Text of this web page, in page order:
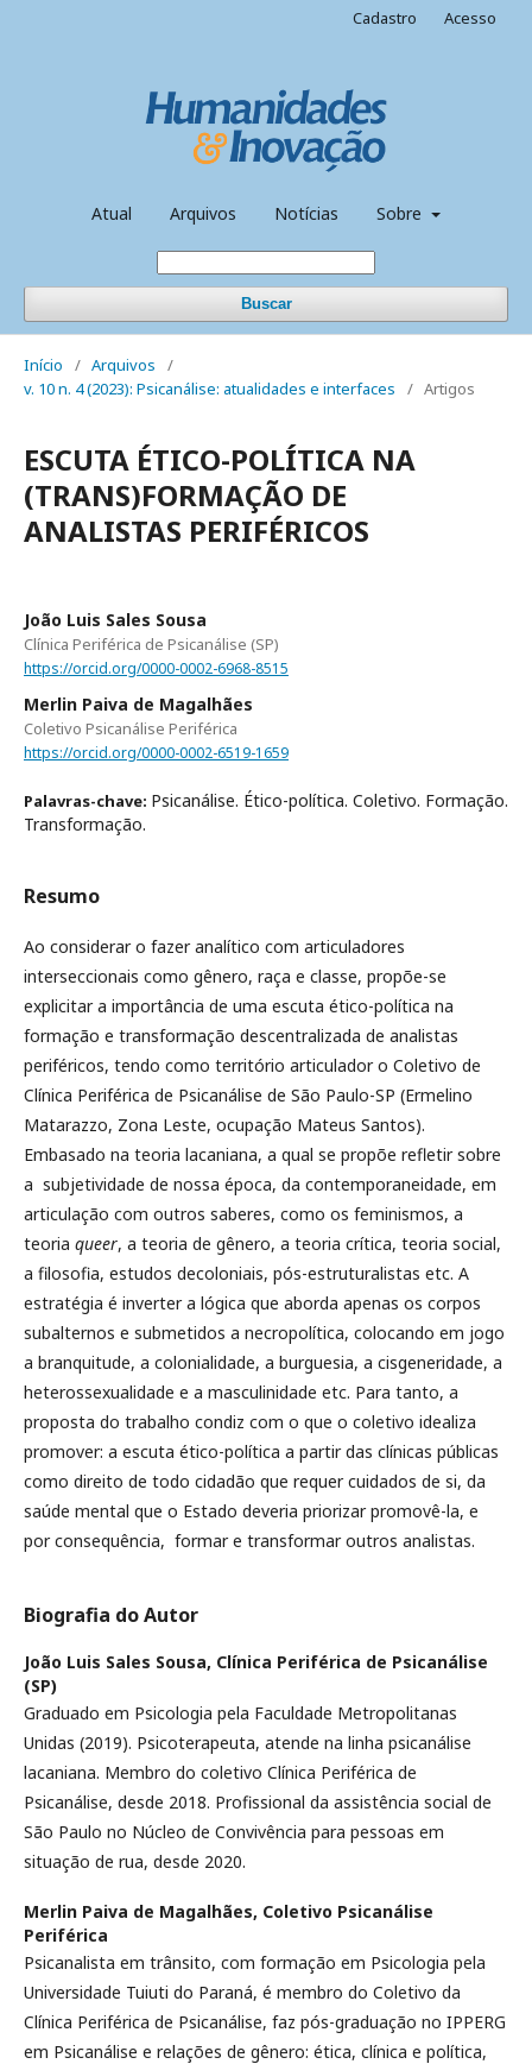
Atual Arquivos Notícias Sobre
Buscar
Cadastro Acesso
Início / Arquivos
/
v. 10 n. 4 (2023): Psicanálise: atualidades e interfaces
/ Artigos
ESCUTA ÉTICO-POLÍTICA NA
(TRANS)FORMAÇÃO DE
ANALISTAS PERIFÉRICOS
João Luis Sales Sousa
Clínica Periférica de Psicanálise (SP)
https://orcid.org/0000-0002-6968-8515
Merlin Paiva de Magalhães
Coletivo Psicanálise Periférica
https://orcid.org/0000-0002-6519-1659
Palavras-chave: Psicanálise. Ético-política. Coletivo. Formação.
Transformação.
Resumo
Ao considerar o fazer analítico com articuladores
interseccionais como gênero, raça e classe, propõe-se
explicitar a importância de uma escuta ético-política na
formação e transformação descentralizada de analistas
periféricos, tendo como território articulador o Coletivo de
Clínica Periférica de Psicanálise de São Paulo-SP (Ermelino
Matarazzo, Zona Leste, ocupação Mateus Santos).
Embasado na teoria lacaniana, a qual se propõe refletir sobre
a subjetividade de nossa época, da contemporaneidade, em
articulação com outros saberes, como os feminismos, a
teoria queer, a teoria de gênero, a teoria crítica, teoria social,
a filosofia, estudos decoloniais, pós-estruturalistas etc. A
estratégia é inverter a lógica que aborda apenas os corpos
subalternos e submetidos a necropolítica, colocando em jogo
a branquitude, a colonialidade, a burguesia, a cisgeneridade, a
heterossexualidade e a masculinidade etc. Para tanto, a
proposta do trabalho condiz com o que o coletivo idealiza
promover: a escuta ético-política a partir das clínicas públicas
como direito de todo cidadão que requer cuidados de si, da
saúde mental que o Estado deveria priorizar promovê-la, e
por consequência, formar e transformar outros analistas.
Biografia do Autor
João Luis Sales Sousa, Clínica Periférica de Psicanálise
(SP)
Graduado em Psicologia pela Faculdade Metropolitanas
Unidas (2019). Psicoterapeuta, atende na linha psicanálise
lacaniana. Membro do coletivo Clínica Periférica de
Psicanálise, desde 2018. Profissional da assistência social de
São Paulo no Núcleo de Convivência para pessoas em
situação de rua, desde 2020.
Merlin Paiva de Magalhães, Coletivo Psicanálise
Periférica
Psicanalista em trânsito, com formação em Psicologia pela
Universidade Tuiuti do Paraná, é membro do Coletivo da
Clínica Periférica de Psicanálise, faz pós-graduação no IPPERG
em Psicanálise e relações de gênero: ética, clínica e política,